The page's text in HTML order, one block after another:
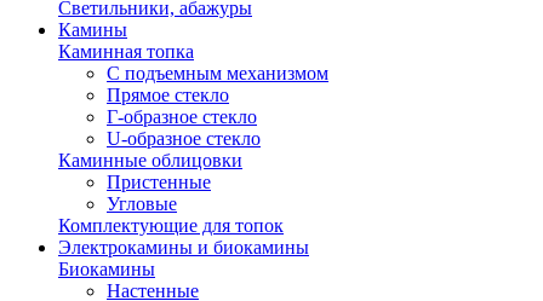
Светильники, абажуры
Камины
Каминная топка
С подъемным механизмом
Прямое стекло
Г-образное стекло
U-образное стекло
Каминные облицовки
Пристенные
Угловые
Комплектующие для топок
Электрокамины и биокамины
Биокамины
Настенные